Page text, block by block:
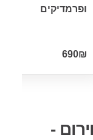
ופרמדיקים
-